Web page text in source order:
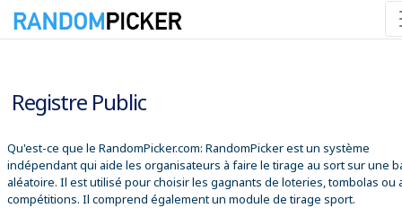
Registre Public
Qu'est-ce que le RandomPicker.com: RandomPicker est un système
indépendant qui aide les organisateurs à faire le tirage au sort sur une
aléatoire. Il est utilisé pour choisir les gagnants de loteries, tombolas ou
compétitions. Il comprend également un module de tirage sport.